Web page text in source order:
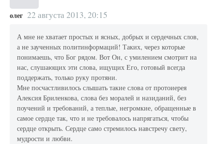
олег 22 августа 2013, 20:15
А мне не хватает простых и ясных, добрых и сердечных слов,
а не заученных политинформаций! Таких, через которые
понимаешь, что Бог рядом. Вот Он, с умилением смотрит на
нас, слушающих эти слова, ищущих Его, готовый всегда
поддержать, только руку протяни.
Мне посчастливилось слышать такие слова от протоиерея
Алексия Бриленкова, слова без моралей и назиданий, без
поучений и требований, а теплые, негромкие, обращенные в
самое сердце так, что и не требовалось напрягаться, чтобы
сердце открыть. Сердце само стремилось навстречу свету,
мудрости и любви.